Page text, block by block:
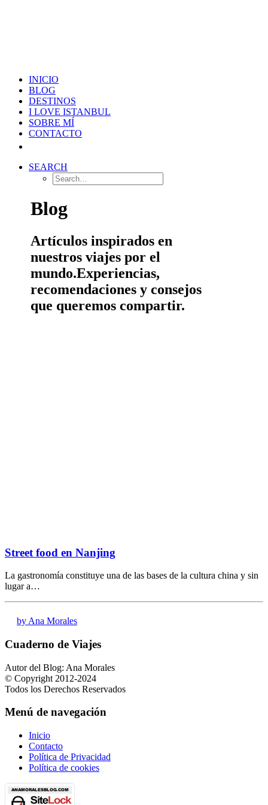
INICIO
BLOG
DESTINOS
I LOVE ISTANBUL
SOBRE MÍ
CONTACTO
SEARCH
Blog
Artículos inspirados en
nuestros viajes por el
mundo.Experiencias,
recomendaciones y consejos
que queremos compartir.
Street food en Nanjing
La gastronomía constituye una de las bases de la cultura china y sin
lugar a…
by Ana Morales
Cuaderno de Viajes
Autor del Blog: Ana Morales
© Copyright 2012-2024
Todos los Derechos Reservados
Menú de navegación
Inicio
Contacto
Política de Privacidad
Política de cookies